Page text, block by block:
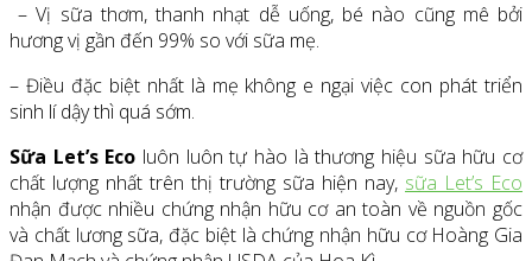
– Vị sữa thơm, thanh nhạt dễ uống, bé nào cũng mê bởi
hương vị gần đến 99% so với sữa mẹ.
– Điều đặc biệt nhất là mẹ không e ngại việc con phát triển
sinh lí dậy thì quá sớm.
Sữa Let’s Eco luôn luôn tự hào là thương hiệu sữa hữu cơ
chất lượng nhất trên thị trường sữa hiện nay, sữa Let’s Eco
nhận được nhiều chứng nhận hữu cơ an toàn về nguồn gốc
và chất lương sữa, đặc biệt là chứng nhận hữu cơ Hoàng Gia